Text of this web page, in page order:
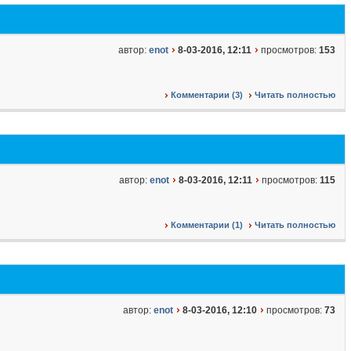
автор: enot 8-03-2016, 12:11 просмотров: 153
Комментарии (3) Читать полностью
автор: enot 8-03-2016, 12:11 просмотров: 115
Комментарии (1) Читать полностью
автор: enot 8-03-2016, 12:10 просмотров: 73